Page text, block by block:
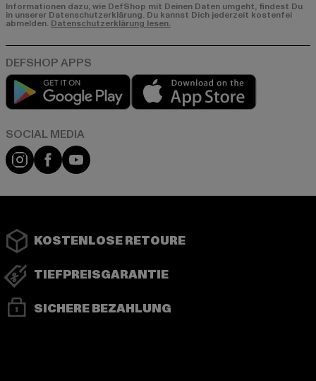
Informationen dazu, wie DefShop mit Deinen Daten umgeht, findest Du
in unserer Datenschutzerklärung. Du kannst Dich jederzeit kostenfei
abmelden. Datenschutzerklärung lesen.
Play market
Instagram
FacebookYouTube
KOSTENLOSE RETOURE
TIEFPREISGARANTIE
SICHERE BEZAHLUNG